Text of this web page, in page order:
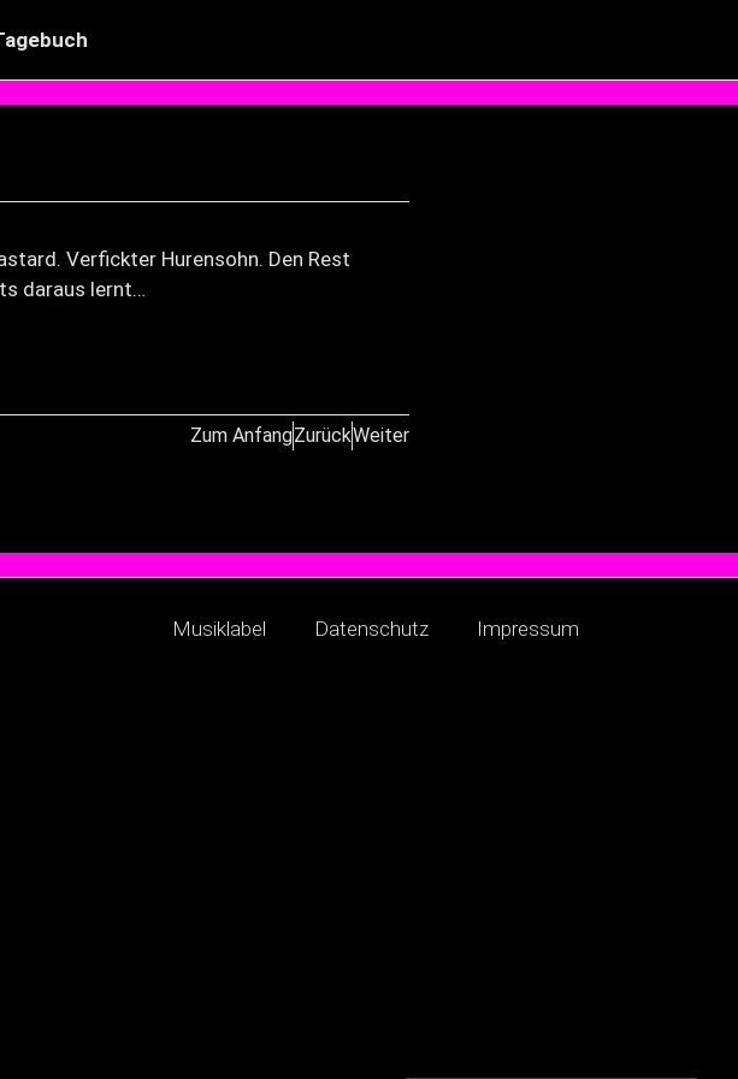
Verfickter Hurensohn. Den Rest
daraus lernt…
Zum AnfangZurückWeiter
Musiklabel Datenschutz Impressum